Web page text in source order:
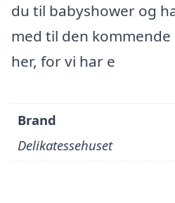
du til babyshower og
med til den kommende
her, for vi har e
Brand
Delikatessehuset